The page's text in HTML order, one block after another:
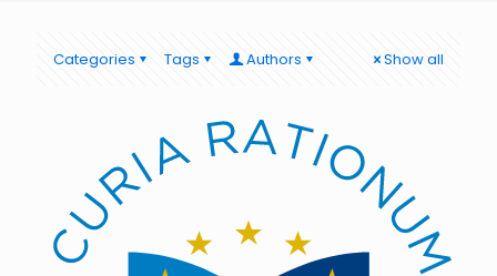
Categories Tags Authors Show all